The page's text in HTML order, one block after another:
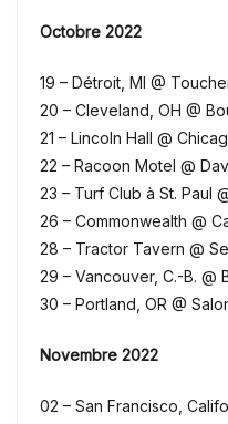
Octobre 2022
19 – Détroit, MI @
20 – Cleveland, OH @
21 – Lincoln Hall @
22 – Racoon Motel @
23 – Turf Club à St. Paul
26 – Commonwealth @
28 – Tractor Tavern @
29 – Vancouver, C.-B. @
30 – Portland, OR @
Novembre 2022
02 – San Francisco,